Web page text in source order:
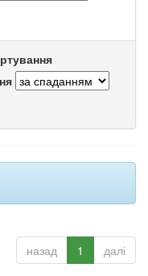
назад 1 далі